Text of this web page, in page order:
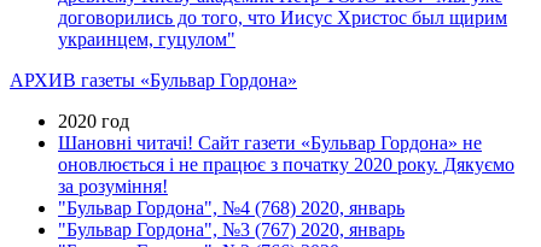
договорились до того, что Иисус Христос был щирим
украинцем, гуцулом"
АРХИВ газеты «Бульвар Гордона»
2020 год
Шановні читачі! Сайт газети «Бульвар Гордона» не
оновлюється і не працює з початку 2020 року. Дякуємо
за розуміння!
"Бульвар Гордона", №4 (768) 2020, январь
"Бульвар Гордона", №3 (767) 2020, январь